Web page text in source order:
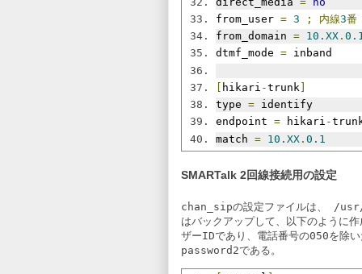
from_user = 3 ; 内線3番
from_domain = 10.XX .
dtmf_mode = inband
hikari -trunk
type = identify
endpoint = hikari -
match = 10.XX . 0.1
SMARTalk 2回線接続用の設定
chan_sipの設定ファイルは、 /
はバックアップして、以下のように
ザーIDであり、電話番号の050を除
password2である。